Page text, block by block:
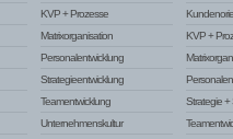
KVP + Prozesse
Matrixorganisation
Personalentwicklung
Strategieentwicklung
Teamentwicklung
Unternehmenskultur
KVP +
Strategie +